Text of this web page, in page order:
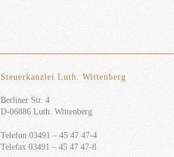
Steuerkanzlei Luth. Wittenberg
Berliner Str. 4
D-06886 Luth. Wittenberg
Telefon 03491 – 45 47 47-4
Telefax 03491 – 45 47 47-8